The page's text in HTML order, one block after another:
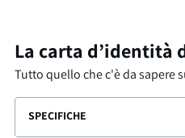
La carta d’identità
Tutto quello che c'è da sapere
SPECIFICHE